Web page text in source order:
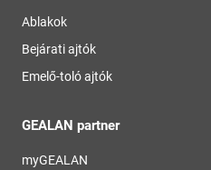
Ablakok
Bejárati ajtók
Emelő-toló ajtók
GEALAN partner
myGEALAN